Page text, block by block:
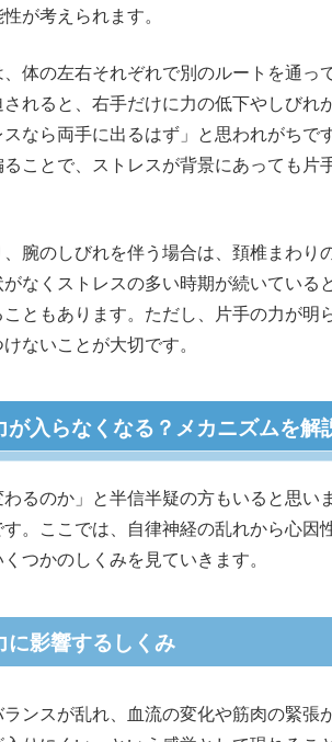
が考えられます。
体の左右それぞれで別のルートを通っ
れると、右手だけに力の低下やしびれ
なら両手に出るはず」と思われがちで
ことで、ストレスが背景にあっても片
腕のしびれを伴う場合は、頚椎まわり
なくストレスの多い時期が続いている
ともあります。ただし、片手の力が明
ないことが大切です。
入らなくなる？メカニズムを解
るのか」と半信半疑の方もいると思い
。ここでは、自律神経の乱れから心因
つかのしくみを見ていきます。
に影響するしくみ
ンスが乱れ、血流の変化や筋肉の緊張